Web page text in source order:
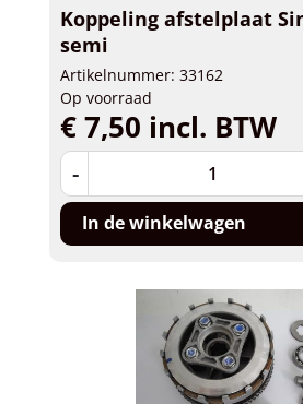
Koppeling afstelplaat
semi
Artikelnummer: 33162
Op voorraad
€ 7,50 incl. BTW
-
In de winkelwagen